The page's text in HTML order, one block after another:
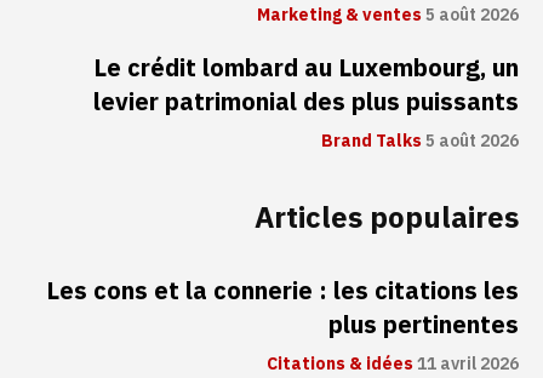
Marketing & ventes5 août 2026
Le crédit lombard au Luxembourg, un
levier patrimonial des plus puissants
Brand Talks5 août 2026
Articles populaires
Les cons et la connerie : les citations les
plus pertinentes
Citations & idées11 avril 2026